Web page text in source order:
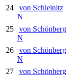
24
von Schleinitz
N
25
von Schönberg
N
26
von Schönberg
N
27
von Schönberg